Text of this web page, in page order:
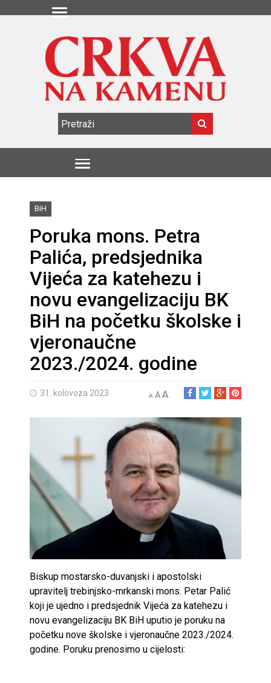
BiH
Poruka mons. Petra
Palića, predsjednika
Vijeća za katehezu i
novu evangelizaciju BK
BiH na početku školske i
vjeronaučne
2023./2024. godine
31. kolovoza 2023. A AA
Biskup mostarsko-duvanjski i apostolski
upravitelj trebinjsko-mrkanski mons. Petar Palić
koji je ujedno i predsjednik Vijeća za katehezu i
novu evangelizaciju BK BiH uputio je poruku na
početku nove školske i vjeronaučne 2023./2024.
godine. Poruku prenosimo u cijelosti: